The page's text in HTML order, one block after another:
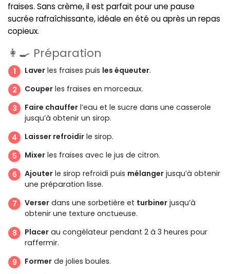
fraises. Sans crème, il est parfait pour une pause
sucrée rafraîchissante, idéale en été ou après un repas
copieux.
👩‍🍳 Préparation
Laver les fraises puis les équeuter.
Couper les fraises en morceaux.
Faire chauffer l’eau et le sucre dans une casserole
jusqu’à obtenir un sirop.
Laisser refroidir le sirop.
Mixer les fraises avec le jus de citron.
Ajouter le sirop refroidi puis mélanger jusqu’à obtenir
une préparation lisse.
Verser dans une sorbetière et turbiner jusqu’à
obtenir une texture onctueuse.
Placer au congélateur pendant 2 à 3 heures pour
raffermir.
Former de jolies boules.